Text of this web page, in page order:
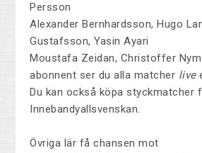
Persson
Alexander Bernhardsson, Hugo
Gustafsson, Yasin Ayari
Moustafa Zeidan, Christoffer
abonnent ser du alla matcher live
Du kan också köpa styckmatcher
Innebandyallsvenskan.
Övriga lär få chansen mot